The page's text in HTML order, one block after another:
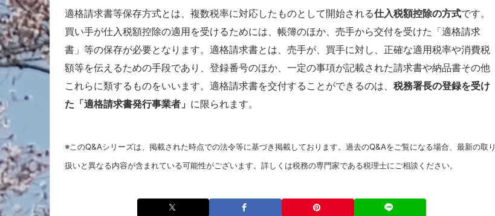
適格請求書等保存方式とは、複数税率に対応したものとして開始される仕入税額控除の方式です。
買い手が仕入税額控除の適用を受けるためには、帳簿のほか、売手から交付を受けた「適格請求
書」等の保存が必要となります。適格請求書とは、売手が、買手に対し、正確な適用税率や消費税
額等を伝えるための手段であり、登録番号のほか、一定の事項が記載された請求書や納品書その他
これらに類するものをいいます。適格請求書を交付することができるのは、 税務署長の登録を受け
た「適格請求書発行事業者」 に限られます。
※このQ&Aシリーズは、掲載された時点での法令等に基づき掲載しております。過去のQ&Aをご覧になる場合、最新の取り
扱いと異なる内容が含まれている可能性がございます。詳しくは税務の専門家である税理士にご相談ください。